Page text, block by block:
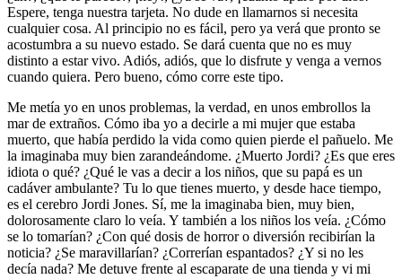
Espere, tenga nuestra tarjeta. No dude en llamarnos si necesita
cualquier cosa. Al principio no es fácil, pero ya verá que pronto se
acostumbra a su nuevo estado. Se dará cuenta que no es muy
distinto a estar vivo. Adiós, adiós, que lo disfrute y venga a vernos
cuando quiera. Pero bueno, cómo corre este tipo.
Me metía yo en unos problemas, la verdad, en unos embrollos la
mar de extraños. Cómo iba yo a decirle a mi mujer que estaba
muerto, que había perdido la vida como quien pierde el pañuelo. Me
la imaginaba muy bien zarandeándome. ¿Muerto Jordi? ¿Es que eres
idiota o qué? ¿Qué le vas a decir a los niños, que su papá es un
cadáver ambulante? Tu lo que tienes muerto, y desde hace tiempo,
es el cerebro Jordi Jones. Sí, me la imaginaba bien, muy bien,
dolorosamente claro lo veía. Y también a los niños los veía. ¿Cómo
se lo tomarían? ¿Con qué dosis de horror o diversión recibirían la
noticia? ¿Se maravillarían? ¿Correrían espantados? ¿Y si no les
decía nada? Me detuve frente al escaparate de una tienda y vi mi